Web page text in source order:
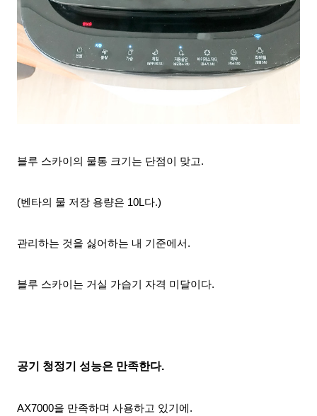
블루 스카이의 물통 크기는 단점이 맞고.
(벤타의 물 저장 용량은 10L다.)
관리하는 것을 싫어하는 내 기준에서.
블루 스카이는 거실 가습기 자격 미달이다.
공기 청정기 성능은 만족한다.
AX7000을 만족하며 사용하고 있기에.